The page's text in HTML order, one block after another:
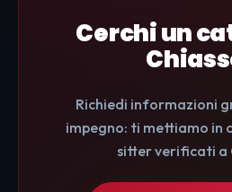
Cerchi un
Richiedi informazioni
impegno: ti mettiamo in
sitter verificati a